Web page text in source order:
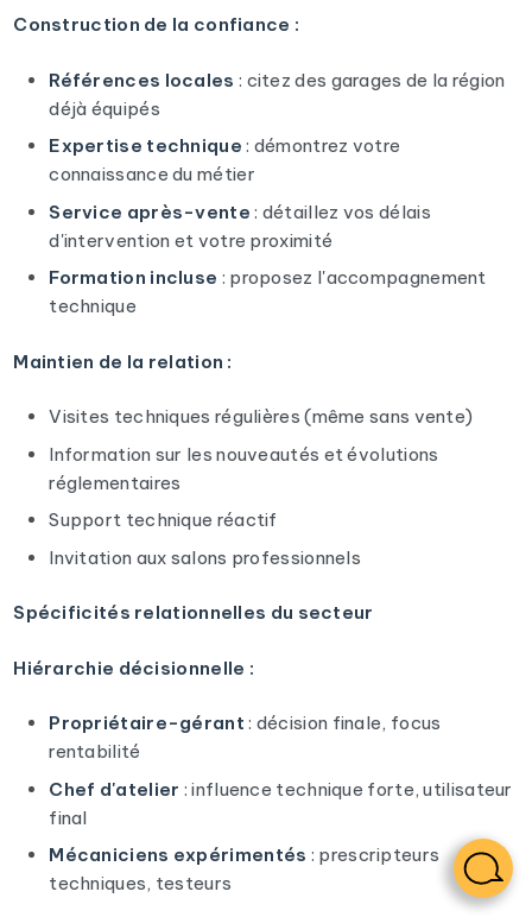
Construction de la confiance :
Références locales : citez des garages de la région
déjà équipés
Expertise technique : démontrez votre
connaissance du métier
Service après-vente : détaillez vos délais
d'intervention et votre proximité
Formation incluse : proposez l'accompagnement
technique
Maintien de la relation :
Visites techniques régulières (même sans vente)
Information sur les nouveautés et évolutions
réglementaires
Support technique réactif
Invitation aux salons professionnels
Spécificités relationnelles du secteur
Hiérarchie décisionnelle :
Propriétaire-gérant : décision finale, focus
rentabilité
Chef d'atelier : influence technique forte, utilisateur
final
Mécaniciens expérimentés : prescripteurs
techniques, testeurs